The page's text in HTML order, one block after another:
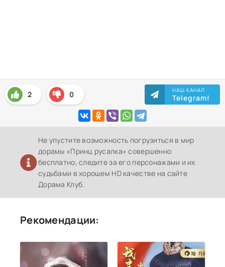
2 0 НАШ КАНАЛ
Telegram!
Не упустите возможность погрузиться в мир
дорамы «Принц русалка» совершенно
бесплатно, следите за его персонажами и их
судьбами в хорошем HD качестве на сайте
Дорама Клуб.
Рекомендации: